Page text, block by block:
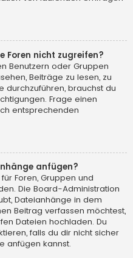
Foren nicht zugreifen?
Benutzern oder Gruppen
Beiträge zu lesen, zu
brauchst du
Frage einen
entsprechenden
anfügen?
Foren, Gruppen und
Die Board-Administration
Dateianhänge in dem
Beitrag verfassen möchtest,
Dateien hochladen. Du
falls du dir nicht sicher
anfügen kannst.